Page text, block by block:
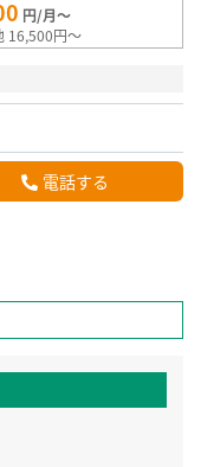
円/月～
16,500円～
電話する